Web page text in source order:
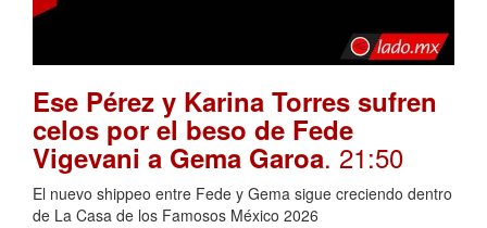
Ese Pérez y Karina Torres sufren
celos por el beso de Fede
Vigevani a Gema Garoa. 21:50
El nuevo shippeo entre Fede y Gema sigue creciendo dentro
de La Casa de los Famosos México 2026